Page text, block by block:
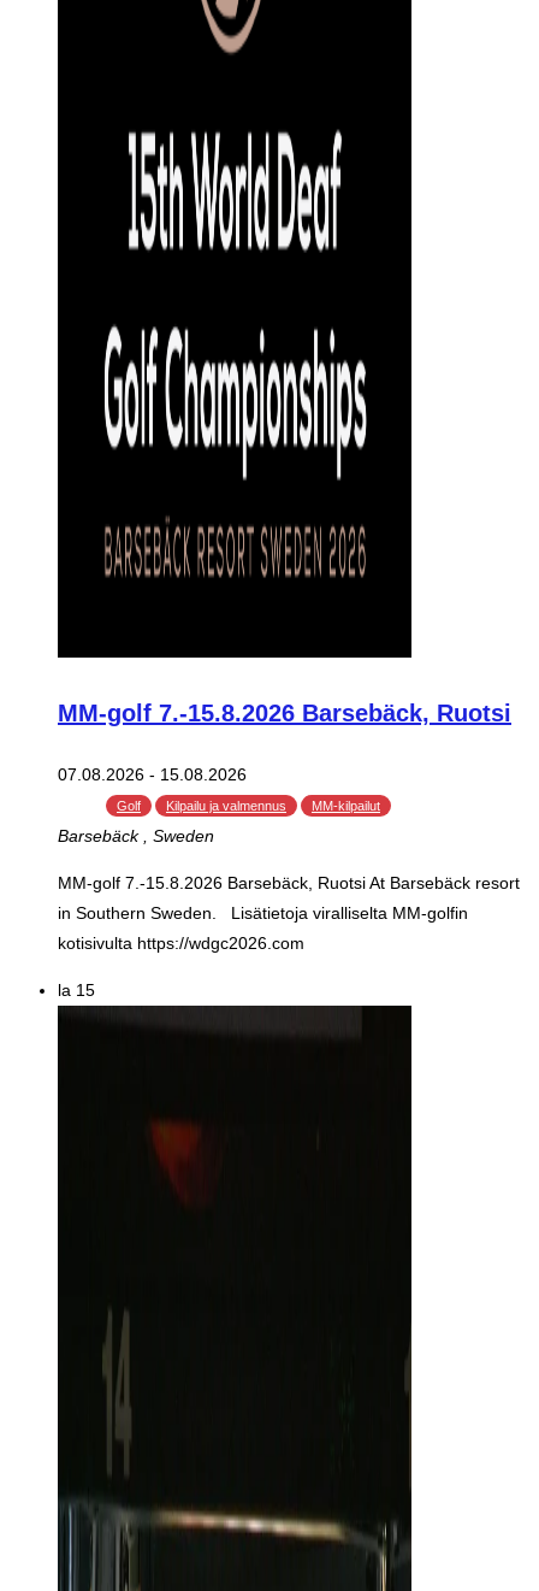
MM-golf 7.-15.8.2026 Barsebäck, Ruotsi
07.08.2026 - 15.08.2026
Golf Kilpailu ja valmennus MM-kilpailut
Barsebäck , Sweden
MM-golf 7.-15.8.2026 Barsebäck, Ruotsi At Barsebäck resort
in Southern Sweden. Lisätietoja viralliselta MM-golfin
kotisivulta https://wdgc2026.com
la 15